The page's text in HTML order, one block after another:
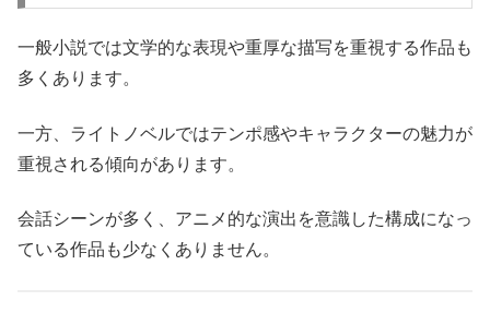
一般小説では文学的な表現や重厚な描写を重視する作品も
多くあります。
一方、ライトノベルではテンポ感やキャラクターの魅力が
重視される傾向があります。
会話シーンが多く、アニメ的な演出を意識した構成になっ
ている作品も少なくありません。